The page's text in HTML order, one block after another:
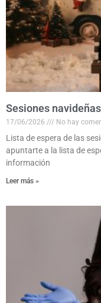
Sesiones
17/06/2026 No hay
Lista de espera de las
apuntarte a la lista de
información
Leer más »